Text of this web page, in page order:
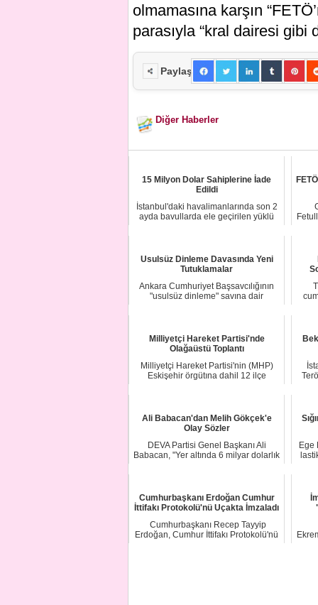
olmamasına karşın
parasıyla “kral dairesi gibi
Paylaş
Diğer Haberler
15 Milyon Dolar Sahiplerine İade
Edildi
İstanbul'daki havalimanlarında son 2
ayda bavullarda ele geçirilen yüklü
Usulsüz Dinleme Davasında Yeni
Tutuklamalar
Ankara Cumhuriyet Başsavcılığının
"usulsüz dinleme" savına dair
Milliyetçi Hareket Partisi'nde
Olağaüstü Toplantı
Milliyetçi Hareket Partisi'nin (MHP)
Eskişehir örgütına dahil 12 ilçe
Ali Babacan'dan Melih Gökçek'e
Olay Sözler
DEVA Partisi Genel Başkanı Ali
Babacan, "Yer altında 6 milyar dolarlık
Ege
Cumhurbaşkanı Erdoğan Cumhur
İttifakı Protokolü'nü Uçakta İmzaladı
Cumhurbaşkanı Recep Tayyip
Erdoğan, Cumhur İttifakı Protokolü'nü